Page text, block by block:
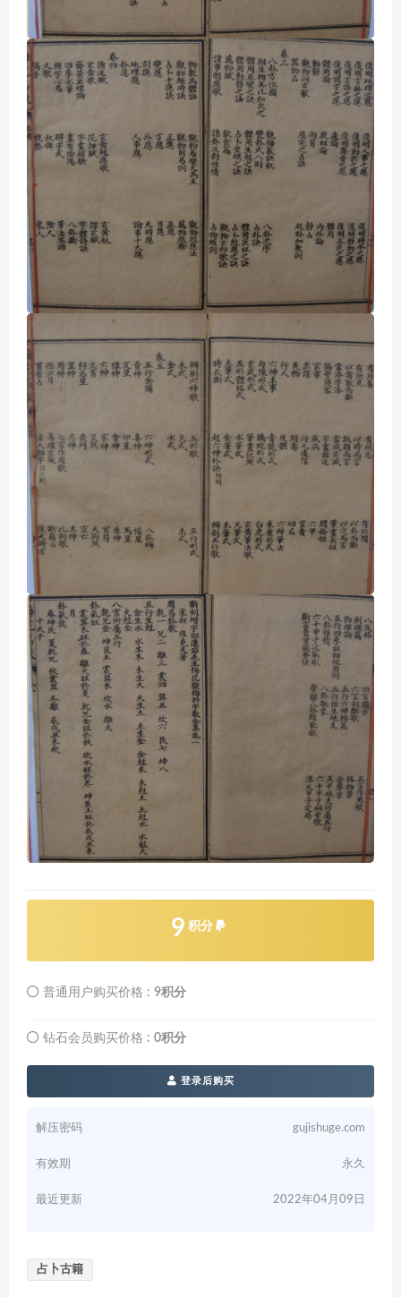
9 积分
普通用户购买价格 : 9积分
钻石会员购买价格 : 0积分
登录后购买
解压密码 gujishuge.com
有效期 永久
最近更新 2022年04月09日
占卜古籍